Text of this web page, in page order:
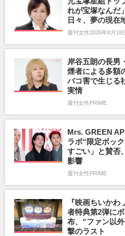
れが宝塚なんだ
日々、夢の現在
週刊女性2026年8月18
岸谷五朗の長男
煙者による多額
バコ害で生じる
実情
週刊女性PRIME
Mrs. GREEN
ラボ“限定ボッ
すごい」と賛否
影響
週刊女性PRIME
『映画ちいか
者特典第2弾に
布、“ファン以
撃のラスト